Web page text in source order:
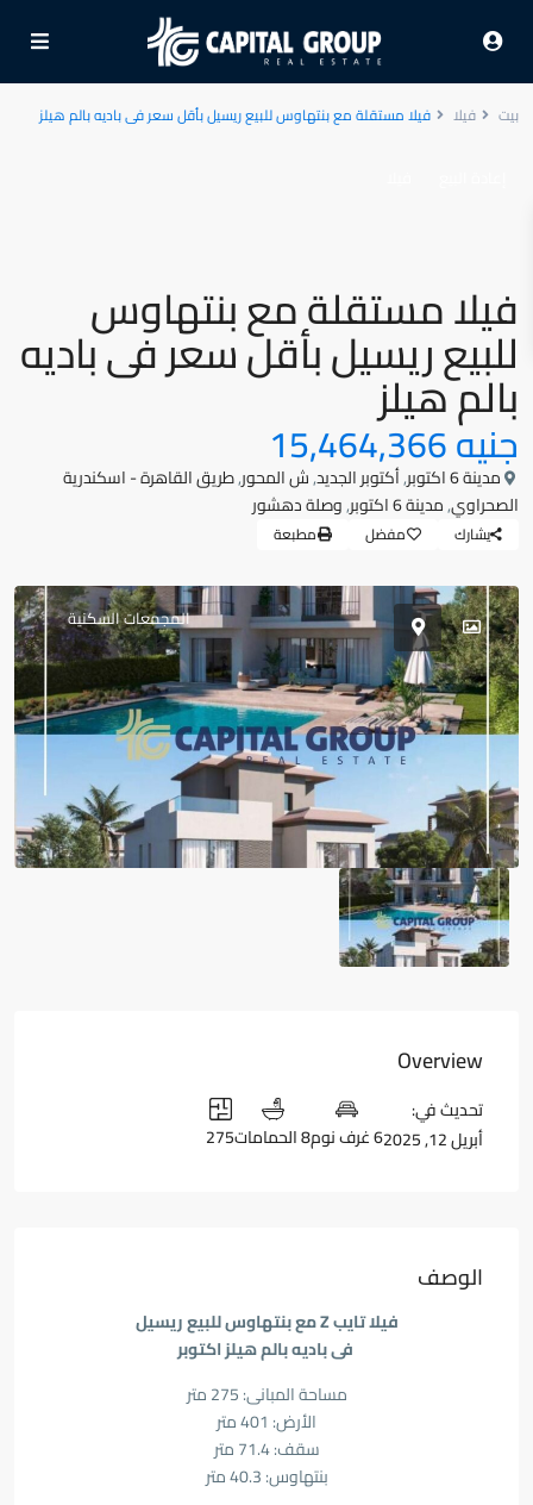
بيت فيلا فيلا مستقلة مع بنتهاوس للبيع ريسيل بأقل سعر فى باديه بالم هيلز
فيلا مستقلة مع بنتهاوس
للبيع ريسيل بأقل سعر فى باديه
بالم هيلز
جنيه 15,464,366
مدينة 6 اكتوبر ,أكتوبر الجديد,ش المحور,طريق القاهرة - اسكندرية
الصحراوي,مدينة 6 اكتوبر ,وصلة دهشور
يشارك مفضل مطبعة
المجمعات السكنية
Overview
تحديث في:
أبريل 12, 2025
6 غرف نوم 8 الحمامات 275
الوصف
فيلا تايب Z مع بنتهاوس للبيع ريسيل
فى باديه بالم هيلز اكتوبر
مساحة المبانى: 275 متر
الأرض: 401 متر
سقف: 71.4 متر
بنتهاوس: 40.3 متر